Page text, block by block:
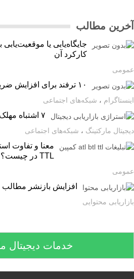
مطالب
جایگاه‌یابی یا موقعیت‌یابی
کارکرد آن
۱۰ ترفند برای افزایش ضریب مشارکت در اینستاگرام
،شبکه‌های اجتماعی
مارکتینگ،شبکه‌های اجتماعی
TTL در چیست؟
افزایش بازنشر مطالب با ۶ استراتژی ساده
محتوایی
خدمات دیجیتال